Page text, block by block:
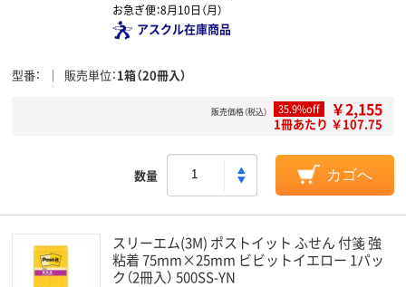
お急ぎ便：8月10日（月）
アスクル在庫商品
型番 販売単位 1箱（20冊入）
販売価格（税込） 35.9%off ￥2,155
1冊あたり ￥107.75
数量 カゴへ
スリーエム(3M) ポストイット ふせん 付箋 強
粘着 75mm×25mm ビビットイエロー 1パッ
ク（2冊入） 500SS-YN